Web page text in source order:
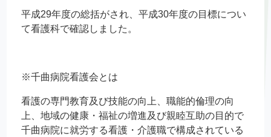
平成29年度の総括がされ、平成30年度の目標につい
て看護科で確認しました。
※千曲病院看護会とは
看護の専門教育及び技能の向上、職能的倫理の向
上、地域の健康・福祉の増進及び親睦互助の目的で
千曲病院に就労する看護・介護職で構成されている